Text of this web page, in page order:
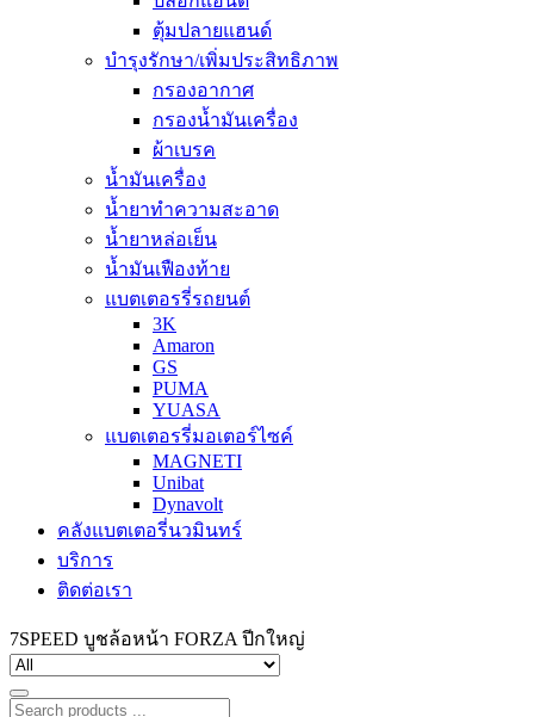
ตุ้มปลายแฮนด์
บำรุงรักษา/เพิ่มประสิทธิภาพ
กรองอากาศ
กรองน้ำมันเครื่อง
ผ้าเบรค
น้ำมันเครื่อง
น้ำยาทำความสะอาด
น้ำยาหล่อเย็น
น้ำมันเฟืองท้าย
แบตเตอรรี่รถยนต์
3K
Amaron
GS
PUMA
YUASA
แบตเตอรรี่มอเตอร์ไซค์
MAGNETI
Unibat
Dynavolt
คลังแบตเตอรี่นวมินทร์
บริการ
ติดต่อเรา
7SPEED บูชล้อหน้า FORZA ปีกใหญ่